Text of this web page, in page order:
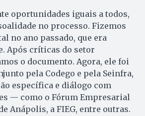
oportunidades iguais a todos,
no processo. Fizemos
no ano passado, que era
Após críticas do setor
o documento. Agora, ele foi
pela Codego e pela Seinfra,
específica e diálogo com
— como o Fórum Empresarial
Anápolis, a FIEG, entre outras.